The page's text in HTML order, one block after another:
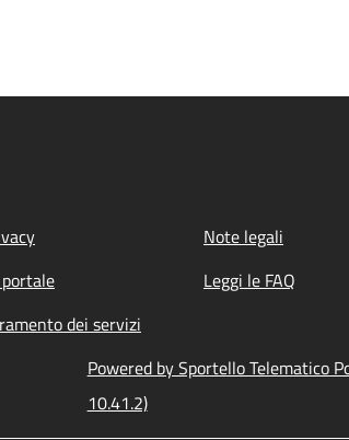
Note legali
Leggi le FAQ
dei servizi
Powered by Sportello Telematico
10.41.2)